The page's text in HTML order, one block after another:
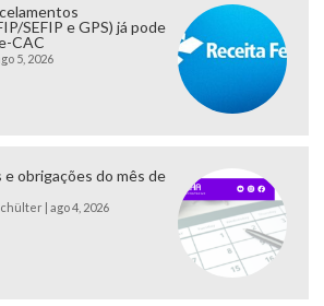
SEFIP e GPS) já pode
CAC
5, 2026
e obrigações do mês de
| ago 4, 2026